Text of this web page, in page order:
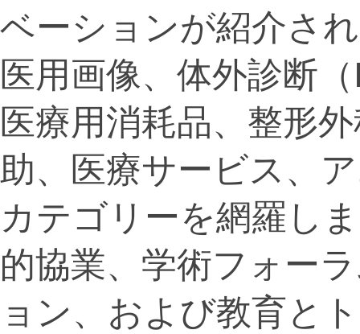
ベーションが紹介さ
医用画像、体外診断
医療用消耗品、整形
助、医療サービス、
カテゴリーを網羅し
的協業、学術フォー
ョン、および教育と